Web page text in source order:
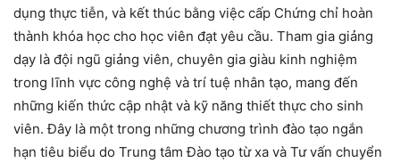
dụng thực tiễn, và kết thúc bằng việc cấp Chứng chỉ hoàn
thành khóa học cho học viên đạt yêu cầu. Tham gia giảng
dạy là đội ngũ giảng viên, chuyên gia giàu kinh nghiệm
trong lĩnh vực công nghệ và trí tuệ nhân tạo, mang đến
những kiến thức cập nhật và kỹ năng thiết thực cho sinh
viên. Đây là một trong những chương trình đào tạo ngắn
hạn tiêu biểu do Trung tâm Đào tạo từ xa và Tư vấn chuyển